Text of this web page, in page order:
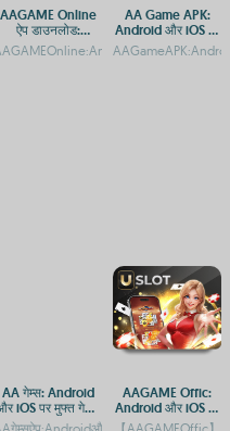
AAGAME Online
ऐप डाउनलोड:
Android और iOS
प्लेटफ़ॉर्म गाइड
AA Game APK:
Android और iOS पर
डाउनलोड करें
AA गेम्स: Android
iOS पर मुफ्त गेमिंग
ऐप्स का अनुभव
AAGAME Offic:
Android और iOS पर
आसान एक्सेस और
【AAGAMEOffic】